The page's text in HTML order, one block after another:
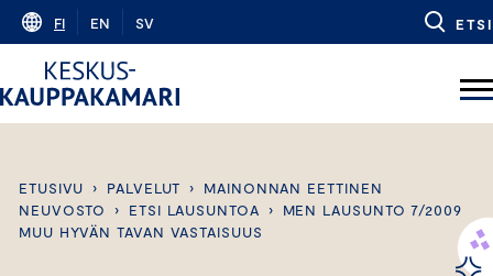
Skip
content
FI EN SV ETSI
ETUSIVU › PALVELUT ›
MAINONNAN EETTINEN
NEUVOSTO
› ETSI LAUSUNTOA ›
MEN LAUSUNTO 7/2009
MUU HYVÄN TAVAN VASTAISUUS